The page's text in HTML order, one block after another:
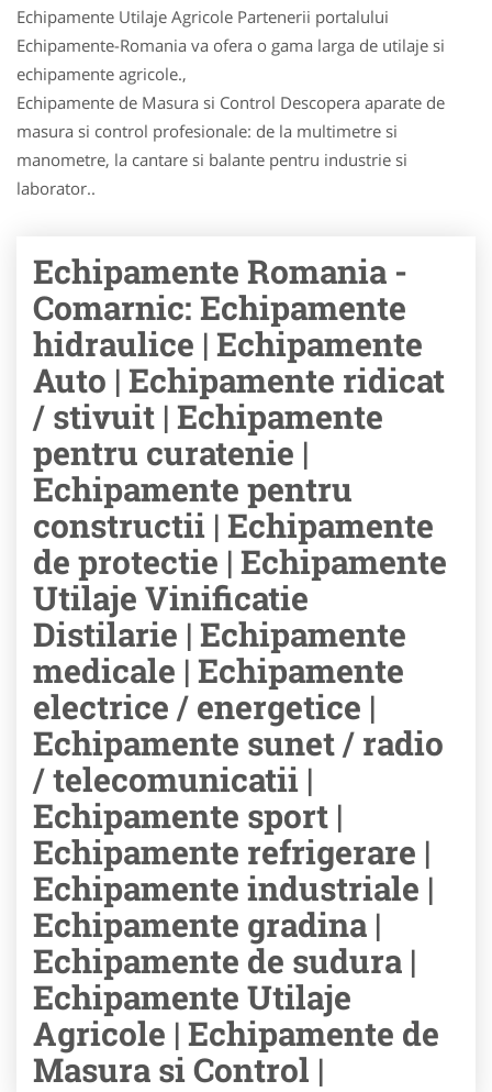
Echipamente Utilaje Agricole Partenerii portalului
Echipamente-Romania va ofera o gama larga de utilaje si
echipamente agricole.,
Echipamente de Masura si Control Descopera aparate de
masura si control profesionale: de la multimetre si
manometre, la cantare si balante pentru industrie si
laborator..
Echipamente Romania -
Comarnic: Echipamente
hidraulice | Echipamente
Auto | Echipamente ridicat
/ stivuit | Echipamente
pentru curatenie |
Echipamente pentru
constructii | Echipamente
de protectie | Echipamente
Utilaje Vinificatie
Distilarie | Echipamente
medicale | Echipamente
electrice / energetice |
Echipamente sunet / radio
/ telecomunicatii |
Echipamente sport |
Echipamente refrigerare |
Echipamente industriale |
Echipamente gradina |
Echipamente de sudura |
Echipamente Utilaje
Agricole | Echipamente de
Masura si Control |